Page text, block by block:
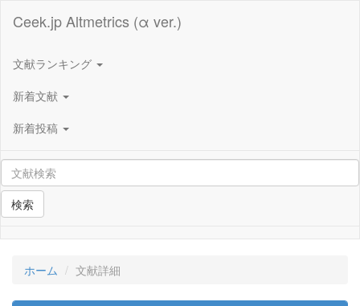
Ceek.jp Altmetrics (α ver.)
文献ランキング
新着文献
新着投稿
検索
ホーム 文献詳細